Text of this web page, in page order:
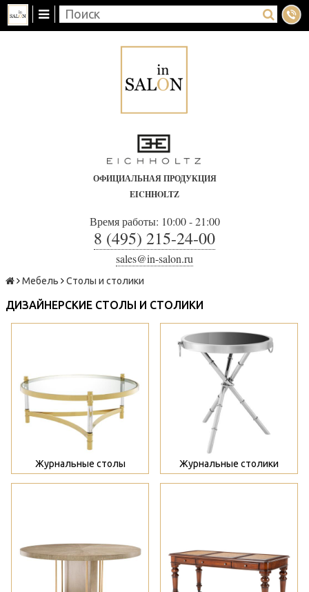
ОФИЦИАЛЬНАЯ ПРОДУКЦИЯ
EICHHOLTZ
Время работы: 10:00 - 21:00
8 (495) 215-24-00
sales@in-salon.ru
Мебель Столы и столики
ДИЗАЙНЕРСКИЕ СТОЛЫ И СТОЛИКИ
Журнальные столы
>
Журнальные столики